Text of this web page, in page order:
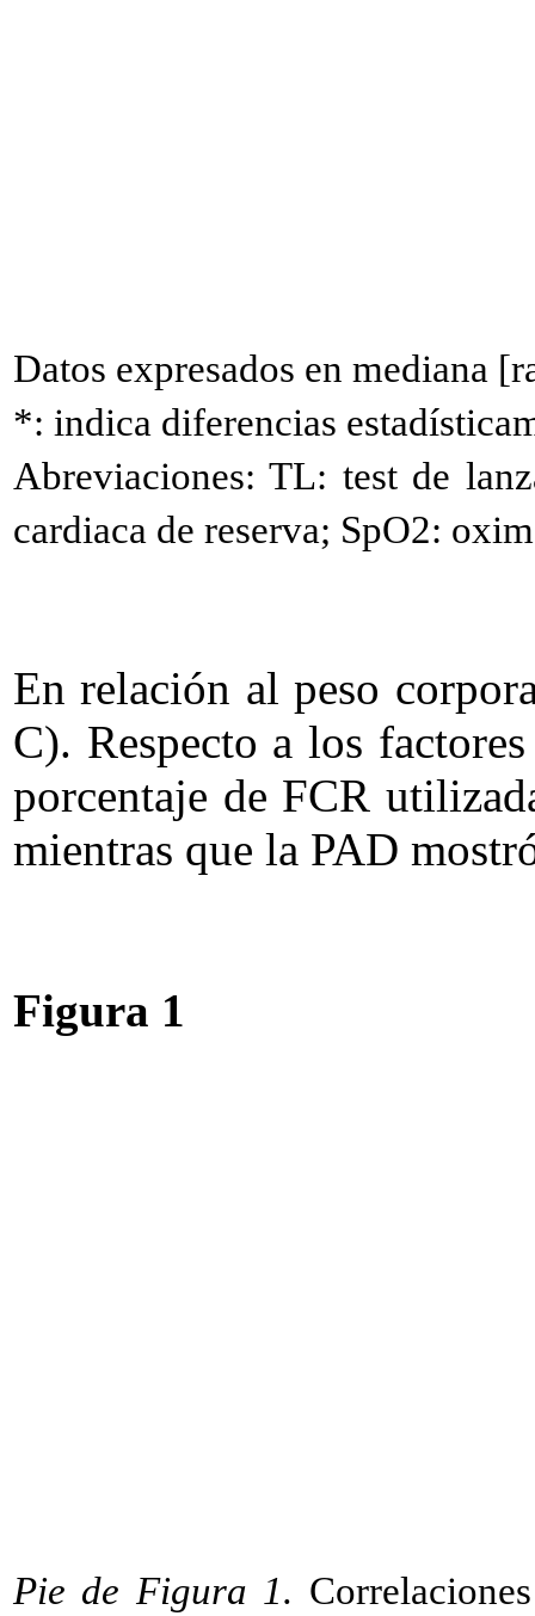
Datos expresados en mediana
*: indica diferencias
Abreviaciones: TL: test de
cardiaca de reserva; SpO2:
En relación al peso
C). Respecto a los
porcentaje de FCR
mientras que la PAD
Figura 1
Pie de Figura 1.